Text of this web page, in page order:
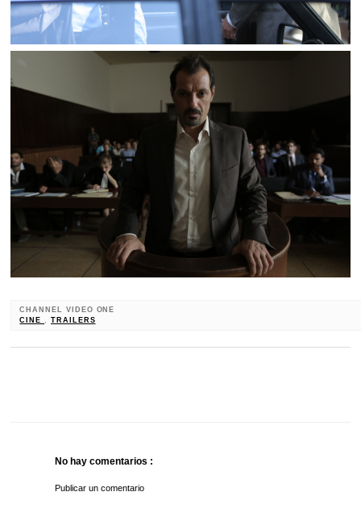
CHANNEL VIDEO ONE
CINE
TRAILERS
No hay comentarios :
Publicar un comentario